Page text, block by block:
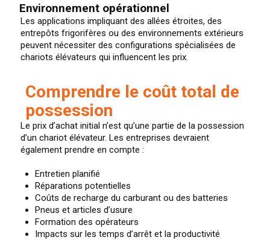
Environnement opérationnel
Les applications impliquant des allées étroites, des
entrepôts frigorifères ou des environnements extérieurs
peuvent nécessiter des configurations spécialisées de
chariots élévateurs qui influencent les prix.
Comprendre le coût total de
possession
Le prix d’achat initial n’est qu’une partie de la possession
d’un chariot élévateur. Les entreprises devraient
également prendre en compte :
Entretien planifié
Réparations potentielles
Coûts de recharge du carburant ou des batteries
Pneus et articles d’usure
Formation des opérateurs
Impacts sur les temps d’arrêt et la productivité